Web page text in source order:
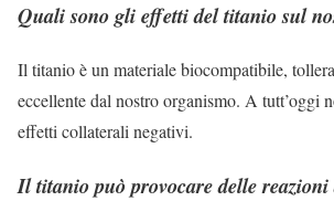
Quali sono gli effetti del titanio sul
Il titanio è un materiale biocompatibile,
eccellente dal nostro organismo. A tutt’oggi
effetti collaterali negativi.
Il titanio può provocare delle